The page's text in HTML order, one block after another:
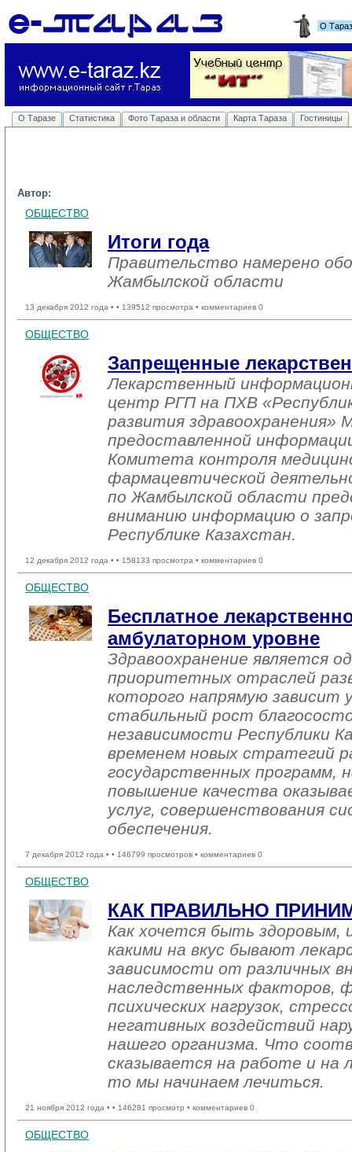
О
О Таразе Статистика Фото Тараза и области Карта Тараза Гостиницы
Автор:
ОБЩЕСТВО
Итоги года
Правительство намерено
Жамбылской области
13 декабря 2012 года • • 139512 просмотра • комментариев 0
ОБЩЕСТВО
Запрещенные
Лекарственный
центр РГП на ПХВ
развития здравоохранения»
предоставленной
Комитета контроля
фармацевтической
по Жамбылской области
вниманию информацию о
Республике Казахстан.
12 декабря 2012 года • • 158133 просмотра • комментариев 0
ОБЩЕСТВО
Бесплатное
амбулаторном уровне
Здравоохранение является
приоритетных отраслей
которого напрямую зависит
стабильный рост
независимости Республики
временем новых стратегий
государственных программ,
повышение качества
услуг, совершенствования
обеспечения.
7 декабря 2012 года • • 146799 просмотров • комментариев 0
ОБЩЕСТВО
КАК ПРАВИЛЬНО
Как хочется быть здоровым,
какими на вкус бывают
зависимости от различных
наследственных факторов,
психических нагрузок,
негативных воздействий
нашего организма. Что
сказывается на работе и на
то мы начинаем лечиться.
21 ноября 2012 года • • 146281 просмотр • комментариев 0
ОБЩЕСТВО